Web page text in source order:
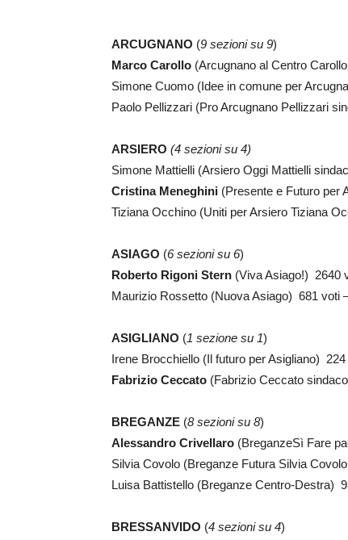
ARCUGNANO (9 sezioni su 9)
Marco Carollo (Arcugnano al Centro
Simone Cuomo (Idee in comune per
Paolo Pellizzari (Pro Arcugnano Pellizzari
ARSIERO (4 sezioni su 4)
Simone Mattielli (Arsiero Oggi Mattielli
Cristina Meneghini (Presente e Futuro per
Tiziana Occhino (Uniti per Arsiero Tiziana
ASIAGO (6 sezioni su 6)
Roberto Rigoni Stern (Viva Asiago!) 2640
Maurizio Rossetto (Nuova Asiago) 681 voti
ASIGLIANO (1 sezione su 1)
Irene Brocchiello (Il futuro per Asigliano)
Fabrizio Ceccato (Fabrizio Ceccato
BREGANZE (8 sezioni su 8)
Alessandro Crivellaro (BreganzeSì Fare
Silvia Covolo (Breganze Futura Silvia
Luisa Battistello (Breganze Centro-Destra)
BRESSANVIDO (4 sezioni su 4)